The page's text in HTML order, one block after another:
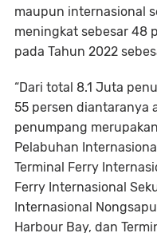
maupun internasional
meningkat sebesar 48
pada Tahun 2022
“Dari total 8.1 Juta
55 persen diantaranya
penumpang
Pelabuhan
Terminal Ferry
Ferry Internasional
Internasional
Harbour Bay, dan